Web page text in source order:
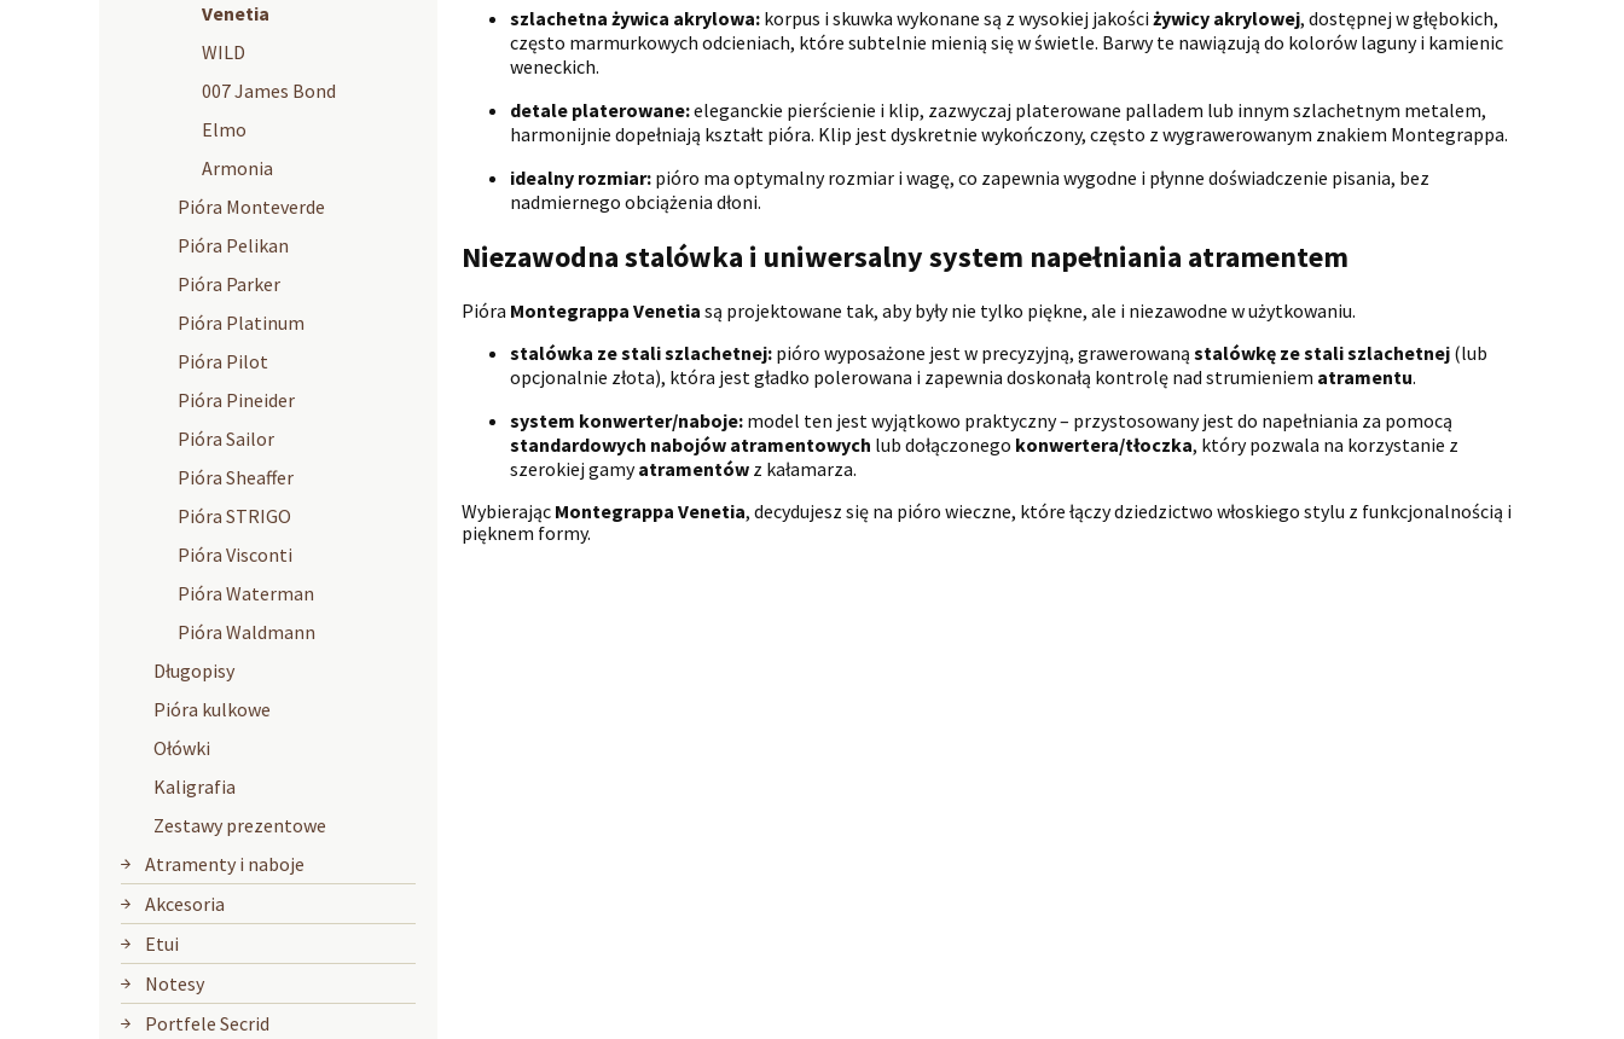
Venetia
WILD
007 James Bond
Elmo
Armonia
Pióra Monteverde
Pióra Pelikan
Pióra Parker
Pióra Platinum
Pióra Pilot
Pióra Pineider
Pióra Sailor
Pióra Sheaffer
Pióra STRIGO
Pióra Visconti
Pióra Waterman
Pióra Waldmann
Długopisy
Pióra kulkowe
Ołówki
Kaligrafia
Zestawy prezentowe
Atramenty i naboje
Akcesoria
Etui
Notesy
Portfele Secrid
szlachetna żywica akrylowa: korpus i skuwka wykonane są z wysokiej jakości żywicy akrylowej, dostępnej w głębokich,
często marmurkowych odcieniach, które subtelnie mienią się w świetle. Barwy te nawiązują do kolorów laguny i kamienic
weneckich.
detale platerowane:eleganckie pierścienie i klip, zazwyczaj platerowane palladem lub innym szlachetnym metalem,
harmonijnie dopełniają kształt pióra. Klip jest dyskretnie wykończony, często z wygrawerowanym znakiem Montegrappa.
idealny rozmiar: pióro ma optymalny rozmiar i wagę, co zapewnia wygodne i płynne doświadczenie pisania, bez
nadmiernego obciążenia dłoni.
Niezawodna stalówka i uniwersalny system napełniania atramentem
Pióra Montegrappa Venetia są projektowane tak, aby były nie tylko piękne, ale i niezawodne w użytkowaniu.
stalówka ze stali szlachetnej: pióro wyposażone jest w precyzyjną, grawerowaną stalówkę ze stali szlachetnej (lub
opcjonalnie złota), która jest gładko polerowana i zapewnia doskonałą kontrolę nad strumieniem atramentu.
system konwerter/naboje: model ten jest wyjątkowo praktyczny – przystosowany jest do napełniania za pomocą
standardowych nabojów atramentowych lub dołączonego konwertera/tłoczka, który pozwala na korzystanie z
szerokiej gamyatramentów z kałamarza.
Wybierając Montegrappa Venetia, decydujesz się na pióro wieczne, które łączy dziedzictwo włoskiego stylu z funkcjonalnością i
pięknem formy.